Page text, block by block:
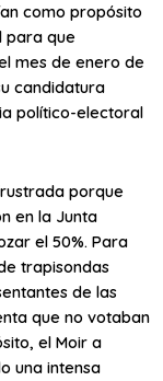
como propósito
para que
mes de enero de
candidatura
político-electoral
porque
en la Junta
el 50%. Para
trapisondas
de las
que no votaban
el Moir a
una intensa